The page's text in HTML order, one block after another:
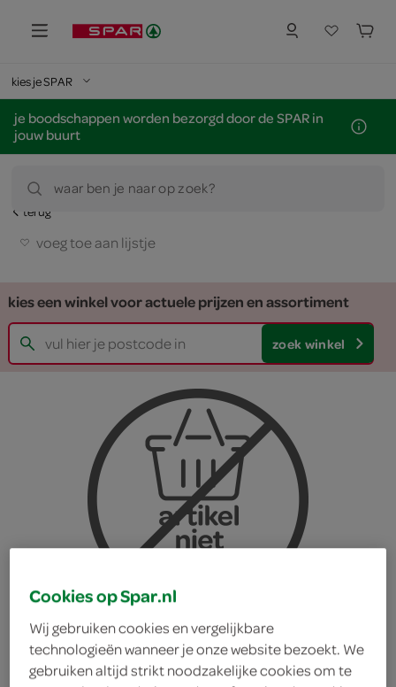
kies je SPAR
je boodschappen worden bezorgd door de SPAR in
jouw buurt
waar ben je naar op zoek?
terug
voeg toe aan lijstje
kies een winkel voor actuele prijzen en assortiment
zoek winkel
Cookies op Spar.nl
Wij gebruiken cookies en vergelijkbare
technologieën wanneer je onze website bezoekt. We
gebruiken altijd strikt noodzakelijke cookies om te